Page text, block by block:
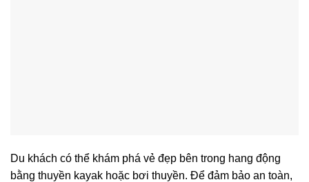
Du khách có thể khám phá vẻ đẹp bên trong hang động
bằng thuyền kayak hoặc bơi thuyền. Để đảm bảo an toàn,